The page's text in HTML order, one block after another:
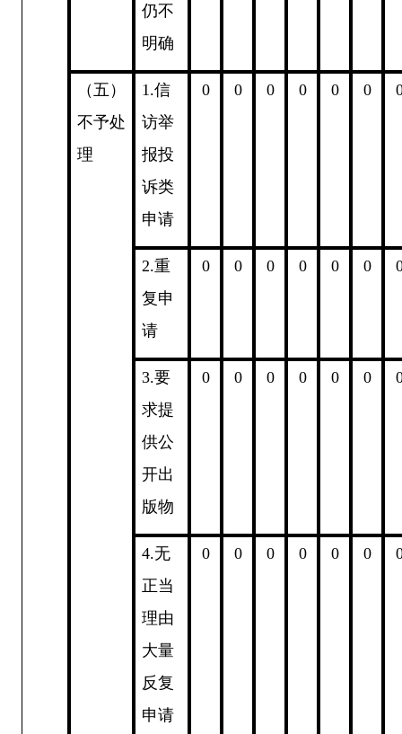
仍不
明确
（五）
不予处
理
1.信
访举
报投
诉类
申请
0 0 0 0 0 0
2.重
复申
请
0 0 0 0 0 0
3.要
求提
供公
开出
版物
0 0 0 0 0 0
4.无
正当
理由
大量
反复
申请
0 0 0 0 0 0